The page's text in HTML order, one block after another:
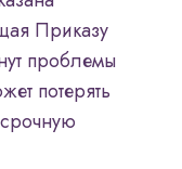
Приказу
проблемы
потерять